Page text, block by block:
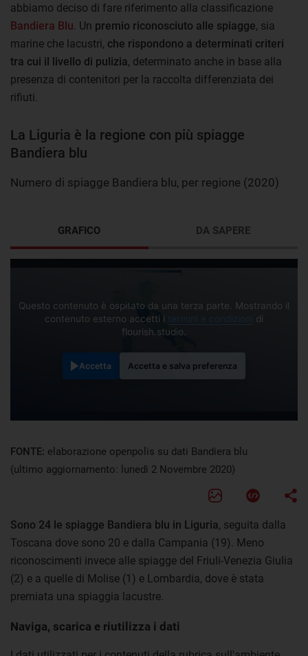
abbiamo deciso di fare riferimento alla classificazione
Bandiera Blu . Un premio riconosciuto alle spiagge, sia
marine che lacustri, che rispondono a determinati criteri
tra cui il livello di pulizia, determinato anche in base alla
presenza di contenitori per la raccolta differenziata dei
rifiuti.
La Liguria è la regione con più spiagge
Bandiera blu
Numero di spiagge Bandiera blu, per regione (2020)
GRAFICO
Questo contenuto è ospitato da una terza parte. Mostrando il
contenuto esterno accetti i termini e condizioni di
flourish.studio.
Accetta Accetta e salva preferenza
DA SAPERE
FONTE: elaborazione openpolis su dati Bandiera blu
(ultimo aggiornamento: lunedì 2 Novembre 2020)
Sono 24 le spiagge Bandiera blu in Liguria, seguita dalla
Toscana dove sono 20 e dalla Campania (19). Meno
riconoscimenti invece alle spiagge del Friuli-Venezia Giulia
(2) e a quelle di Molise (1) e Lombardia, dove è stata
premiata una spiaggia lacustre.
Naviga, scarica e riutilizza i dati